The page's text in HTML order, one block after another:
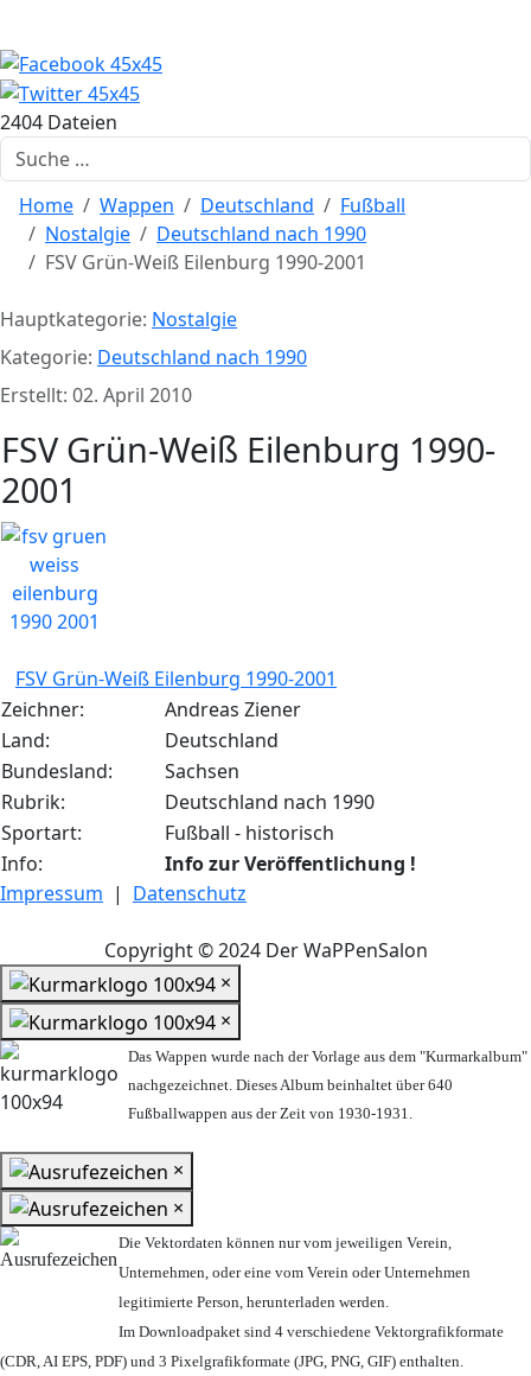
2404 Dateien
Suchen
Home Wappen Deutschland
Fußball
Nostalgie
Deutschland nach 1990
FSV Grün-Weiß Eilenburg 1990-2001
Hauptkategorie: Nostalgie
Kategorie: Deutschland nach 1990
Erstellt: 02. April 2010
FSV Grün-Weiß Eilenburg 1990-
2001
FSV Grün-Weiß Eilenburg 1990-2001
Zeichner:
Andreas Ziener
Land:
Deutschland
Bundesland:
Sachsen
Rubrik:
Deutschland nach 1990
Sportart:
Fußball - historisch
Info:
Info zur Veröffentlichung !
Impressum | Datenschutz
Copyright © 2024 Der WaPPenSalon
×
×
Das Wappen wurde nach der Vorlage aus dem "Kurmarkalbum"
nachgezeichnet. Dieses Album beinhaltet über 640
Fußballwappen aus der Zeit von 1930-1931.
×
×
Die Vektordaten können nur vom jeweiligen Verein,
Unternehmen, oder eine vom Verein oder Unternehmen
legitimierte Person, herunterladen werden.
Im Downloadpaket sind 4 verschiedene Vektorgrafikformate
(CDR, AI EPS, PDF) und 3 Pixelgrafikformate (JPG, PNG, GIF) enthalten.